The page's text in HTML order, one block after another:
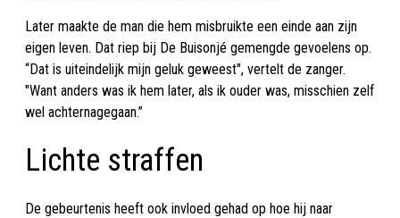
Later maakte de man die hem misbruikte een einde aan zijn
eigen leven. Dat riep bij De Buisonjé gemengde gevoelens op.
“Dat is uiteindelijk mijn geluk geweest", vertelt de zanger.
"Want anders was ik hem later, als ik ouder was, misschien zelf
wel achternagegaan.”
Lichte straffen
De gebeurtenis heeft ook invloed gehad op hoe hij naar